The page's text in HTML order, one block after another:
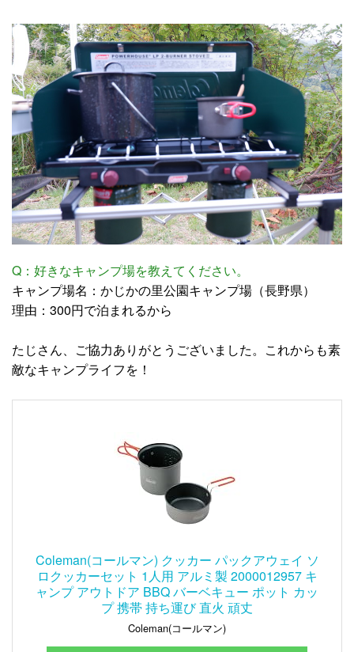
Q：好きなキャンプ場を教えてください。
キャンプ場名：かじかの里公園キャンプ場（長野県）
理由：300円で泊まれるから
たじさん、ご協力ありがとうございました。これからも素
敵なキャンプライフを！
Coleman(コールマン) クッカー パックアウェイ ソ
ロクッカーセット 1人用 アルミ製 2000012957 キ
ャンプ アウトドア BBQ バーベキュー ポット カッ
プ 携帯 持ち運び 直火 頑丈
Coleman(コールマン)